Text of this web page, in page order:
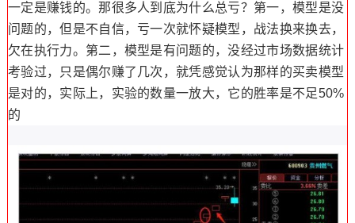
一定是赚钱的。那很多人到底为什么总亏？第一，模型是没
问题的，但是不自信，亏一次就怀疑模型，战法换来换去，
欠在执行力。第二，模型是有问题的，没经过市场数据统计
考验过，只是偶尔赚了几次，就凭感觉认为那样的买卖模型
是对的，实际上，实验的数量一放大，它的胜率是不足50%
的